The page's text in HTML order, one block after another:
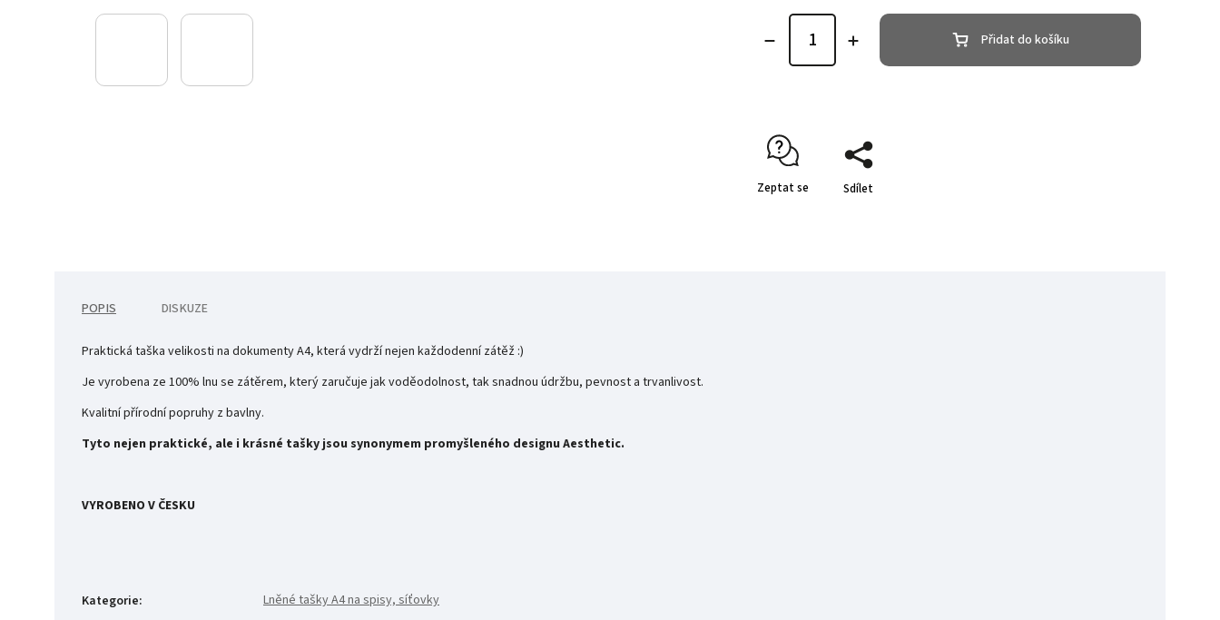
Přidat do košíku
Zeptat se Sdílet
POPIS DISKUZE
Praktická taška velikosti na dokumenty A4, která vydrží nejen každodenní zátěž :)
Je vyrobena ze 100% lnu se zátěrem, který zaručuje jak voděodolnost, tak snadnou údržbu, pevnost a trvanlivost.
Kvalitní přírodní popruhy z bavlny.
Tyto nejen praktické, ale i krásné tašky jsou synonymem promyšleného designu Aesthetic.
VYROBENO V ČESKU
Kategorie:
Lněné tašky A4 na spisy, síťovky